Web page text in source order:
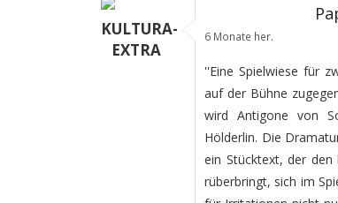
KULTURA-
EXTRA
6 Monate her.
''Eine Spielwiese für
auf der Bühne
wird Antigone von
Hölderlin. Die
ein Stücktext, der
rüberbringt, sich im